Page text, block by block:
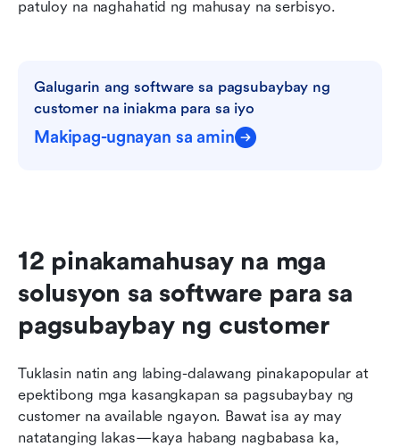
patuloy na naghahatid ng mahusay na serbisyo.
Galugarin ang software sa pagsubaybay ng
customer na iniakma para sa iyo
Makipag-ugnayan sa amin
12 pinakamahusay na mga
solusyon sa software para sa
pagsubaybay ng customer
Tuklasin natin ang labing-dalawang pinakapopular at
epektibong mga kasangkapan sa pagsubaybay ng
customer na available ngayon. Bawat isa ay may
natatanging lakas—kaya habang nagbabasa ka,